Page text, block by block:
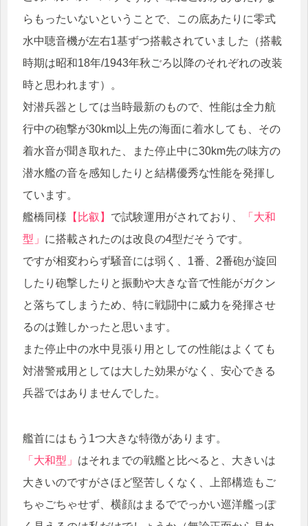
らもったいないということで、この底あたりに零式
水中聴音機が左右1基ずつ搭載されていました（搭載
時期は昭和18年/1943年秋ごろ以降のそれぞれの改装
時と思われます）。
対潜兵器としては当時最新のもので、性能は全力航
行中の砲撃が30km以上先の海面に着水しても、その
着水音が聞き取れた、また停止中に30km先の味方の
潜水艦の音を感知したりと結構優秀な性能を発揮し
ています。
艦橋同様 【比叡】 で試験運用がされており、
「大和
型」 に搭載されたのは改良の4型だそうです。
ですが相変わらず騒音には弱く、1番、2番砲が旋回
したり砲撃したりと振動や大きな音で性能がガクン
と落ちてしまうため、特に戦闘中に威力を発揮させ
るのは難しかったと思います。
また停止中の水中見張り用としての性能はよくても
対潜警戒用としては大した効果がなく、安心できる
兵器ではありませんでした。
艦首にはもう1つ大きな特徴があります。
「大和型」 はそれまでの戦艦と比べると、大きいは
大きいのですがさほど堅苦しくなく、上部構造もご
ちゃごちゃせず、横顔はまるででっかい巡洋艦っぽ